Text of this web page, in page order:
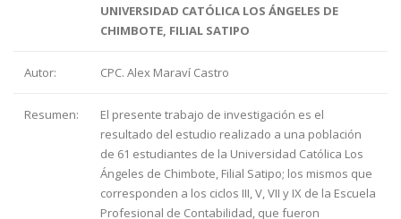
UNIVERSIDAD CATÓLICA LOS ÁNGELES DE
CHIMBOTE, FILIAL SATIPO
Autor: CPC. Alex Maraví Castro
Resumen:
El presente trabajo de investigación es el
resultado del estudio realizado a una población
de 61 estudiantes de la Universidad Católica Los
Ángeles de Chimbote, Filial Satipo; los mismos que
corresponden a los ciclos III, V, VII y IX de la Escuela
Profesional de Contabilidad, que fueron